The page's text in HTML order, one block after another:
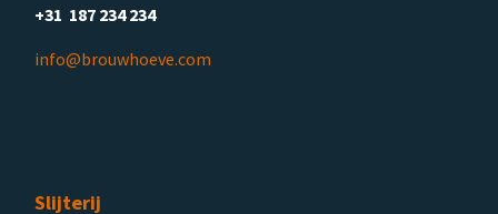
+31 187 234 234
info@brouwhoeve.com
Slijterij